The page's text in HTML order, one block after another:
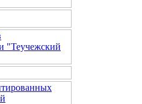
"Теучежский